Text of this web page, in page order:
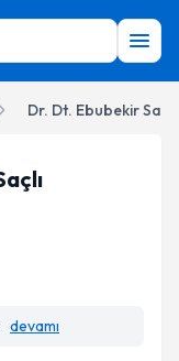
Dr. Dt. Ebubekir Saçlı
devamı